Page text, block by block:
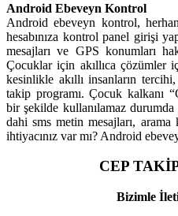
Android Ebeveyn Kontrol
Android ebeveyn kontrol,
hesabınıza kontrol panel girişi
mesajları ve GPS konumları
Çocuklar için akıllıca çözümler
kesinlikle akıllı insanların
takip programı. Çocuk kalkanı
bir şekilde kullanılamaz durumda
dahi sms metin mesajları,
ihtiyacınız var mı? Android
CEP
Bizimle